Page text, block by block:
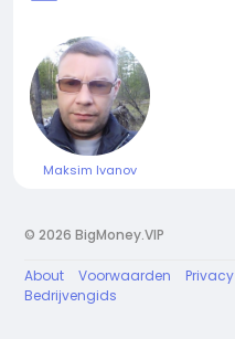
Maksim Ivanov
© 2026 BigMoney.VIP
About Voorwaarden Privacy
Bedrijvengids